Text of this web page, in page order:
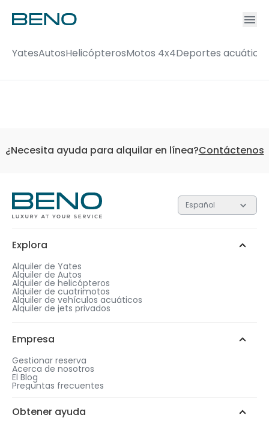
YatesAutosHelicópterosMotos 4x4Deportes acuáticos
¿Necesita ayuda para alquilar en línea?Contáctenos
Español
Explora
Alquiler de Yates
Alquiler de Autos
Alquiler de helicópteros
Alquiler de cuatrimotos
Alquiler de vehículos acuáticos
Alquiler de jets privados
Empresa
Gestionar reserva
Acerca de nosotros
El Blog
Preguntas frecuentes
Obtener ayuda